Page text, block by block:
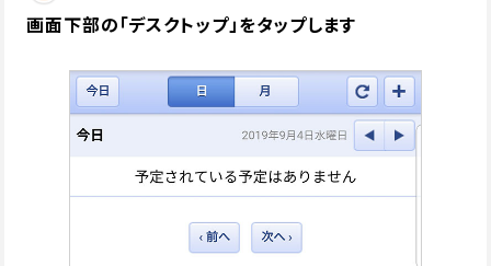
画面下部の「デスクトップ」をタップします